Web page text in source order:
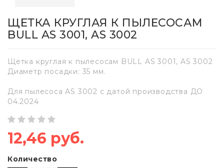
ЩЕТКА КРУГЛАЯ К ПЫЛЕСОСАМ
BULL AS 3001, AS 3002
Щетка круглая к пылесосам BULL AS 3001, AS 3002
Диаметр посадки: 35 мм.
Для пылесоса AS 3002 с датой производства ДО
04.2024
12,46 руб.
Количество